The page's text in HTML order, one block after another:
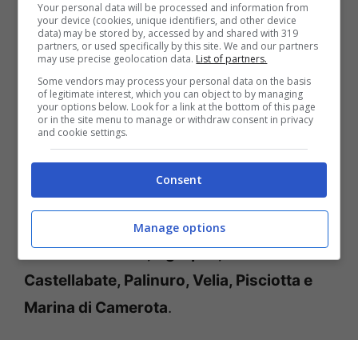
10 buoni motivi per andare in vacanza in Campania: il
Molte persone, infatti,scelgono questo
luogo per trascorrere le vacanze estive
molto più tranquillo della Costiera e
caratterizzato da una natura
incontaminata. Sono tantissimi i posti da
vedere:Paestum, Agropoli, Santa Maria di
Castellabate, Palinuro, Velia, Pisciotta e
Marina di Camerota.
Your personal data will be processed and information from
your device (cookies, unique identifiers, and other device
data) may be stored by, accessed by and shared with 319
partners, or used specifically by this site. We and our partners
may use precise geolocation data. List of partners.
Some vendors may process your personal data on the basis
of legitimate interest, which you can object to by managing
your options below. Look for a link at the bottom of this page
or in the site menu to manage or withdraw consent in privacy
and cookie settings.
Consent
Manage options